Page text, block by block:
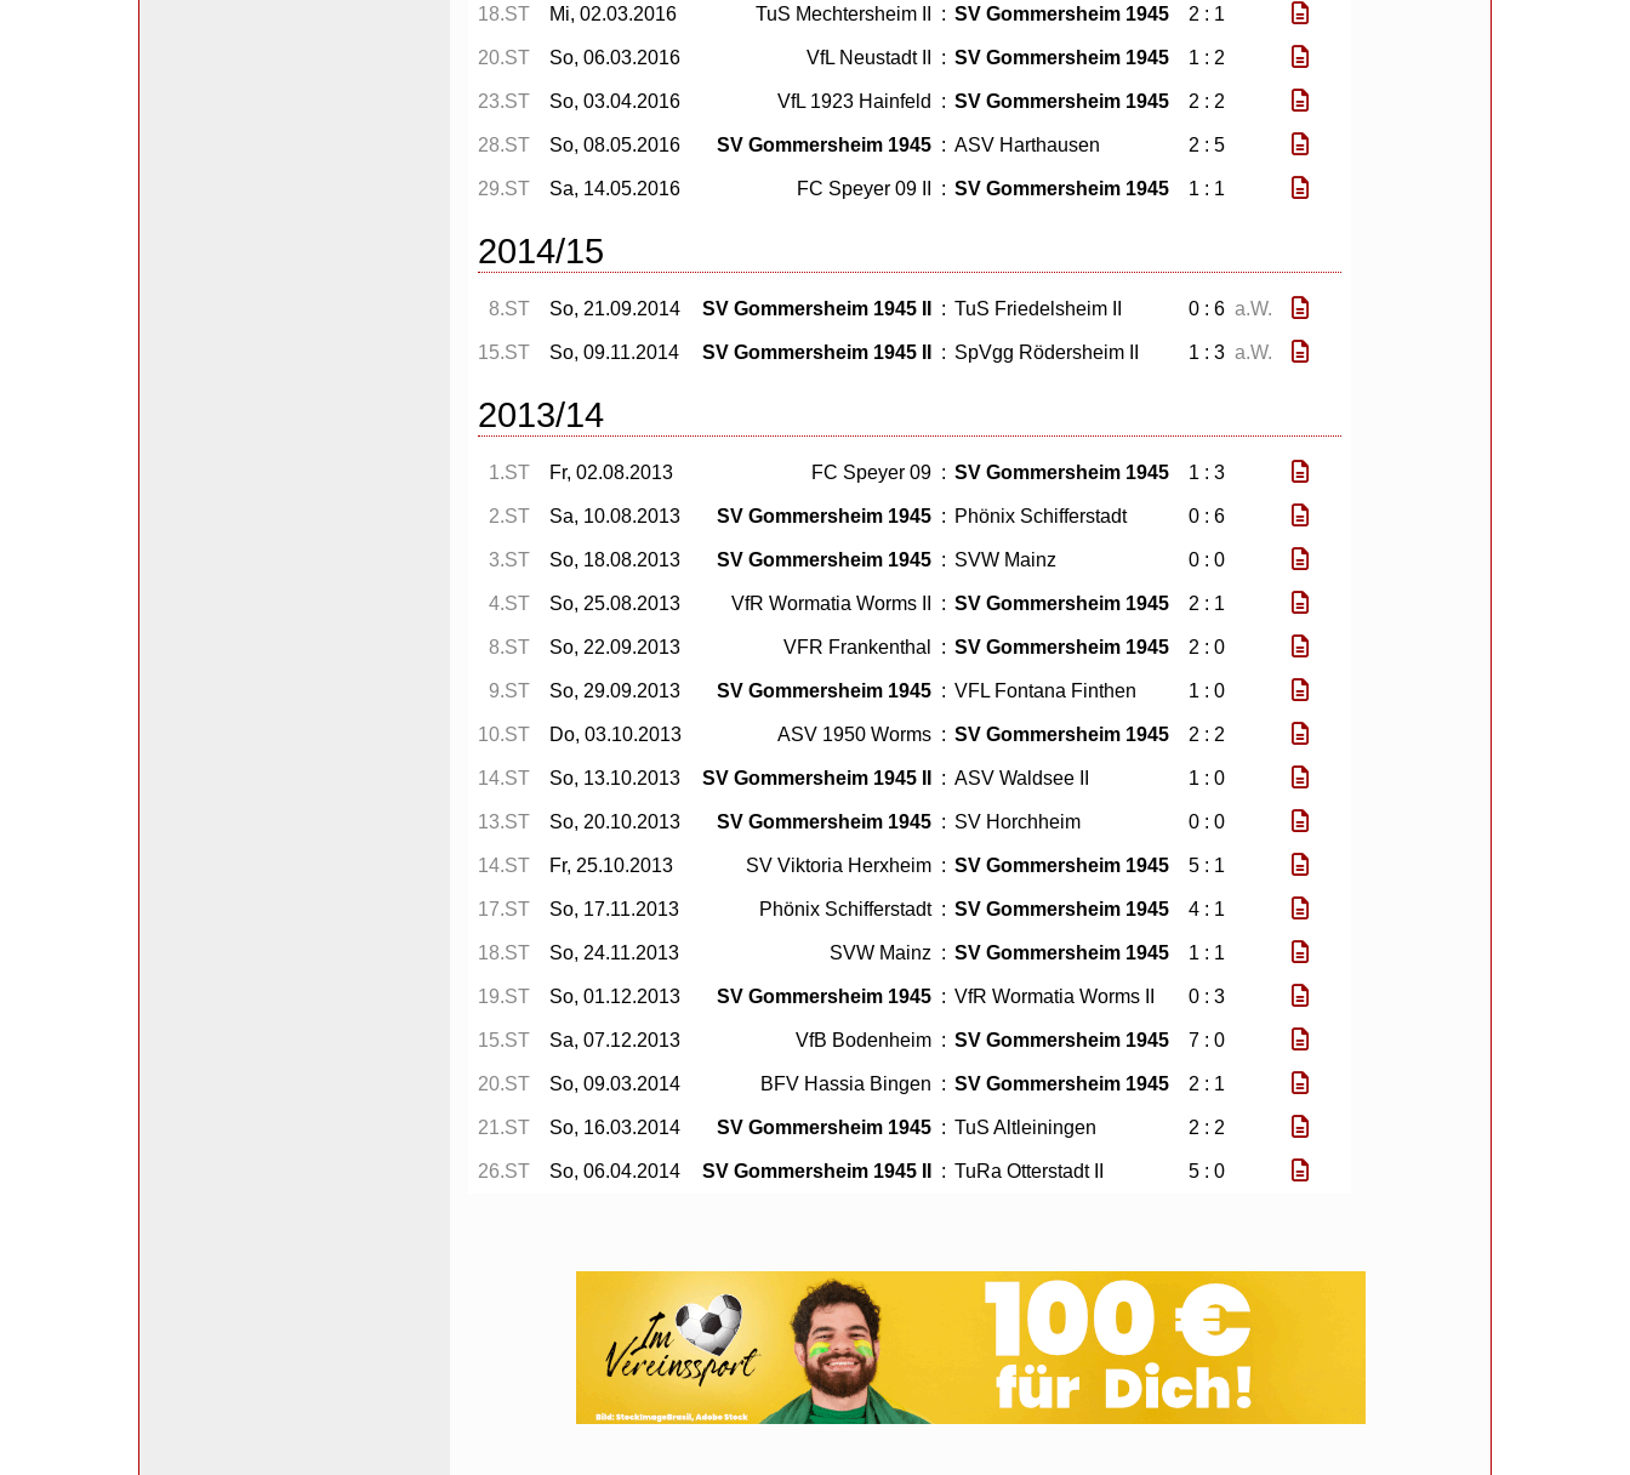
18.ST Mi, 02.03.2016 TuS Mechtersheim II : SV Gommersheim 1945 2 : 1
20.ST So, 06.03.2016 VfL Neustadt II : SV Gommersheim 1945 1 : 2
23.ST So, 03.04.2016 VfL 1923 Hainfeld : SV Gommersheim 1945 2 : 2
28.ST So, 08.05.2016 SV Gommersheim 1945 : ASV Harthausen 2 : 5
29.ST Sa, 14.05.2016 FC Speyer 09 II : SV Gommersheim 1945 1 : 1
2014/15
8.ST So, 21.09.2014 SV Gommersheim 1945 II : TuS Friedelsheim II 0 : 6 a.W.
15.ST So, 09.11.2014 SV Gommersheim 1945 II : SpVgg Rödersheim II 1 : 3 a.W.
2013/14
1.ST Fr, 02.08.2013 FC Speyer 09 : SV Gommersheim 1945 1 : 3
2.ST Sa, 10.08.2013 SV Gommersheim 1945 : Phönix Schifferstadt 0 : 6
3.ST So, 18.08.2013 SV Gommersheim 1945 : SVW Mainz 0 : 0
4.ST So, 25.08.2013 VfR Wormatia Worms II : SV Gommersheim 1945 2 : 1
8.ST So, 22.09.2013 VFR Frankenthal : SV Gommersheim 1945 2 : 0
9.ST So, 29.09.2013 SV Gommersheim 1945 : VFL Fontana Finthen 1 : 0
10.ST Do, 03.10.2013 ASV 1950 Worms : SV Gommersheim 1945 2 : 2
14.ST So, 13.10.2013 SV Gommersheim 1945 II : ASV Waldsee II 1 : 0
13.ST So, 20.10.2013 SV Gommersheim 1945 : SV Horchheim 0 : 0
14.ST Fr, 25.10.2013 SV Viktoria Herxheim : SV Gommersheim 1945 5 : 1
17.ST So, 17.11.2013 Phönix Schifferstadt : SV Gommersheim 1945 4 : 1
18.ST So, 24.11.2013 SVW Mainz : SV Gommersheim 1945 1 : 1
19.ST So, 01.12.2013 SV Gommersheim 1945 : VfR Wormatia Worms II 0 : 3
15.ST Sa, 07.12.2013 VfB Bodenheim : SV Gommersheim 1945 7 : 0
20.ST So, 09.03.2014 BFV Hassia Bingen : SV Gommersheim 1945 2 : 1
21.ST So, 16.03.2014 SV Gommersheim 1945 : TuS Altleiningen 2 : 2
26.ST So, 06.04.2014 SV Gommersheim 1945 II : TuRa Otterstadt II 5 : 0